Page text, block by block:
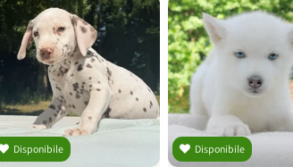
Disponibile Disponibile